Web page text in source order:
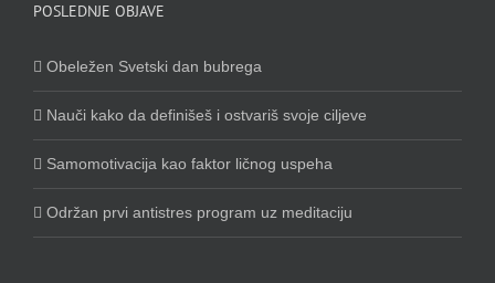
POSLEDNJE OBJAVE
Obeležen Svetski dan bubrega
Nauči kako da definišeš i ostvariš svoje ciljeve
Samomotivacija kao faktor ličnog uspeha
Održan prvi antistres program uz meditaciju